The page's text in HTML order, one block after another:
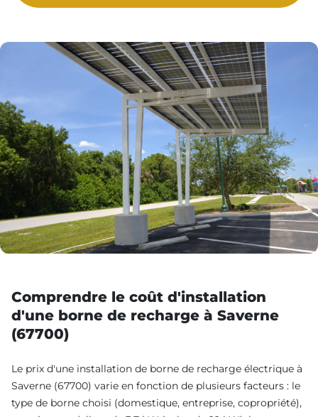
Comprendre le coût d'installation
d'une borne de recharge à Saverne
(67700)
Le prix d'une installation de borne de recharge électrique à
Saverne (67700) varie en fonction de plusieurs facteurs : le
type de borne choisi (domestique, entreprise, copropriété),